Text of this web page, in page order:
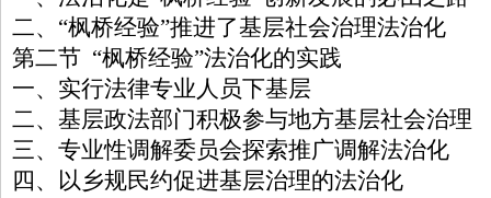
二、“枫桥经验”推进了基层社会治理法治化
第二节 “枫桥经验”法治化的实践
一、实行法律专业人员下基层
二、基层政法部门积极参与地方基层社会治理
三、专业性调解委员会探索推广调解法治化
四、以乡规民约促进基层治理的法治化